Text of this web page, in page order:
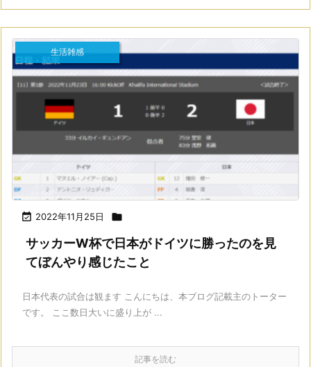
 2022年11月25日 
生活雑感
サッカーW杯で日本がドイツに勝ったのを見
てぼんやり感じたこと
日本代表の試合は観ます こんにちは、本ブログ記載主のトーター
です。 ここ数日大いに盛り上が ...
記事を読む